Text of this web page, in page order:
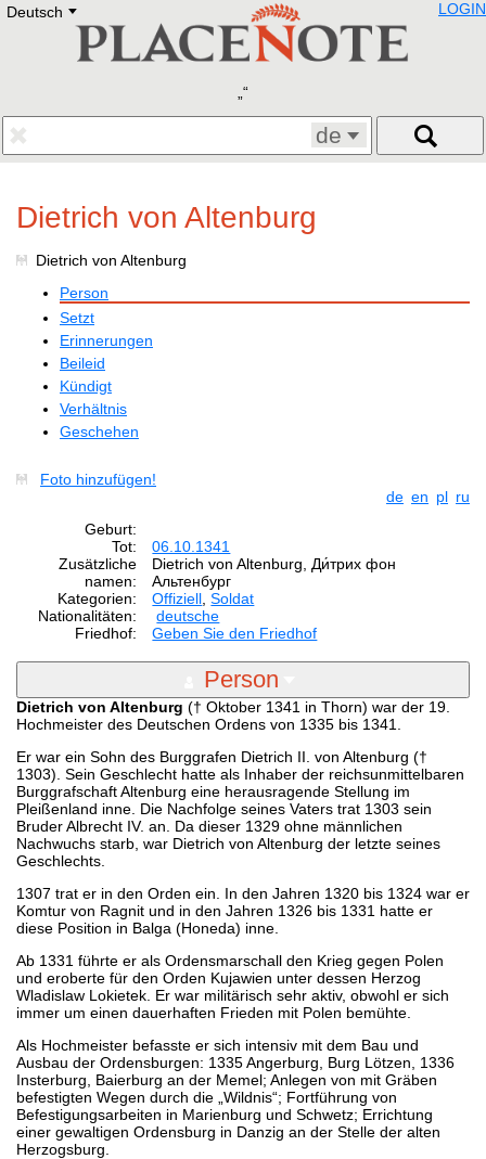
Deutsch E
Deutsch
Francais
Polski
Eestikeelne
LOGIN
de
Dietrich von Altenburg
Dietrich von Altenburg
Person
Setzt
Erinnerungen
Beileid
Kündigt
Verhältnis
Geschehen
Foto hinzufügen!
de en pl ru
Geburt:
Tot:
06.10.1341
Zusätzliche
namen:
Dietrich von Altenburg, Ди́трих фон
Альтенбург
Kategorien:
Offiziell ,Soldat
Nationalitäten:
deutsche
Friedhof:
Geben Sie den Friedhof
Person
Dietrich von Altenburg († Oktober 1341 in Thorn) war der 19.
Hochmeister des Deutschen Ordens von 1335 bis 1341.
Er war ein Sohn des Burggrafen Dietrich II. von Altenburg (†
1303). Sein Geschlecht hatte als Inhaber der reichsunmittelbaren
Burggrafschaft Altenburg eine herausragende Stellung im
Pleißenland inne. Die Nachfolge seines Vaters trat 1303 sein
Bruder Albrecht IV. an. Da dieser 1329 ohne männlichen
Nachwuchs starb, war Dietrich von Altenburg der letzte seines
Geschlechts.
1307 trat er in den Orden ein. In den Jahren 1320 bis 1324 war er
Komtur von Ragnit und in den Jahren 1326 bis 1331 hatte er
diese Position in Balga (Honeda) inne.
Ab 1331 führte er als Ordensmarschall den Krieg gegen Polen
und eroberte für den Orden Kujawien unter dessen Herzog
Wladislaw Lokietek. Er war militärisch sehr aktiv, obwohl er sich
immer um einen dauerhaften Frieden mit Polen bemühte.
Als Hochmeister befasste er sich intensiv mit dem Bau und
Ausbau der Ordensburgen: 1335 Angerburg, Burg Lötzen, 1336
Insterburg, Baierburg an der Memel; Anlegen von mit Gräben
befestigten Wegen durch die „Wildnis“; Fortführung von
Befestigungsarbeiten in Marienburg und Schwetz; Errichtung
einer gewaltigen Ordensburg in Danzig an der Stelle der alten
Herzogsburg.